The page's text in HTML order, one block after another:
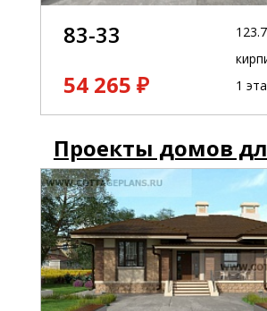
83-33
54 265 ₽
1
Проекты домов